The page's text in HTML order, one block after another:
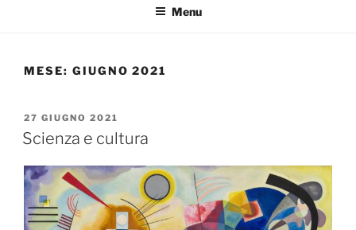
Menu
MESE: GIUGNO 2021
PUBBLICATO
IL
27 GIUGNO 2021
Scienza e cultura